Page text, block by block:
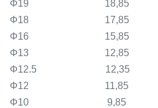
Φ19 18,85
Φ18 17,85
Φ16 15,85
Φ13 12,85
Φ12.5 12,35
Φ12 11,85
Φ10 9,85